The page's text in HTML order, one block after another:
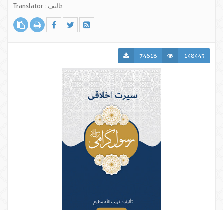
Translator : تالیف
74618 148443